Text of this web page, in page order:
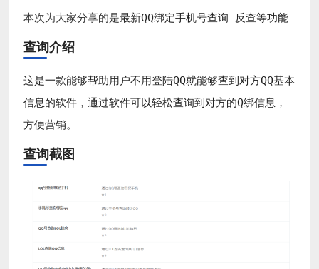
本次为大家分享的是最新QQ绑定手机号查询 反查等功能
查询介绍
这是一款能够帮助用户不用登陆QQ就能够查到对方QQ基本
信息的软件，通过软件可以轻松查询到对方的Q绑信息，
方便营销。
查询截图